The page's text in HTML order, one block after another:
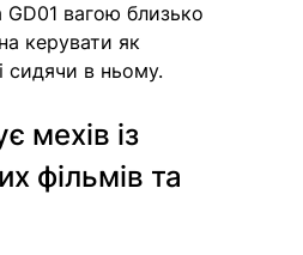
вагою близько
керувати як
сидячи в ньому.
мехів із
фільмів та